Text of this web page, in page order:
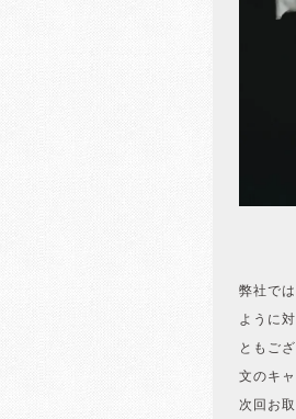
弊社で
ように
ともご
文のキ
次回お